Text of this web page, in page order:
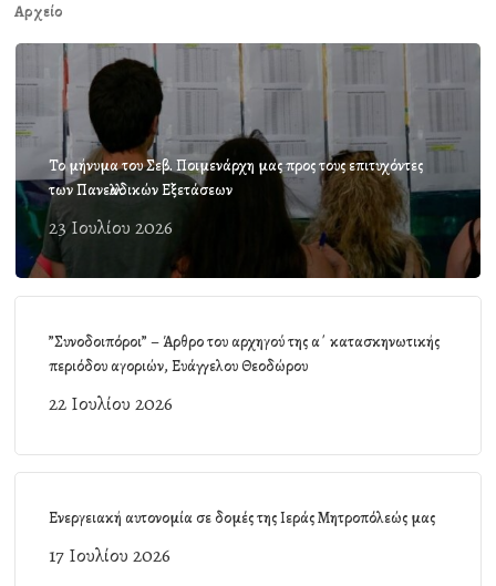
Αρχείο
Το μήνυμα του Σεβ. Ποιμενάρχη μας προς τους επιτυχόντες
των Πανελλαδικών Εξετάσεων
23 Ιουλίου 2026
”Συνοδοιπόροι” – Άρθρο του αρχηγού της α΄ κατασκηνωτικής
περιόδου αγοριών, Ευάγγελου Θεοδώρου
22 Ιουλίου 2026
Ενεργειακή αυτονομία σε δομές της Ιεράς Μητροπόλεώς μας
17 Ιουλίου 2026